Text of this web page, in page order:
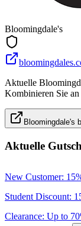
Bloomingdale's
Aktuelle
Kombinieren Sie
Bloomingdale's
Aktuelle
New Customer:
Student Discount:
Clearance: Up to